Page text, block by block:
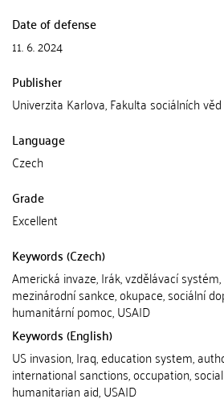
Date of defense
11. 6. 2024
Publisher
Univerzita Karlova, Fakulta sociálních věd
Language
Czech
Grade
Excellent
Keywords (Czech)
Americká invaze, Irák, vzdělávací
mezinárodní sankce, okupace, sociální
humanitární pomoc, USAID
Keywords (English)
US invasion, Iraq, education system,
international sanctions, occupation,
humanitarian aid, USAID